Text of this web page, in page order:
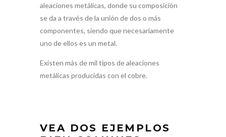
aleaciones metálicas, donde su composición
se da a través de la unión de dos o más
componentes, siendo que necesariamente
uno de ellos es un metal.
Existen más de mil tipos de aleaciones
metálicas producidas con el cobre.
VEA DOS EJEMPLOS